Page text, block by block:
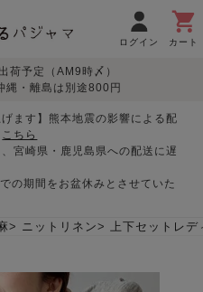
ログイン カート
パジャマ
で
す
介護
胸が目立たない
デザインで
さがす
つくるパジャマとは
荷予定（AM9時〆）
縄・離島は別途800円
ます】熊本地震の影響による配
こちら
宮崎県・鹿児島県への配送に遅
の期間をお盆休みとさせていた
ニットリネン 上下セットレデ